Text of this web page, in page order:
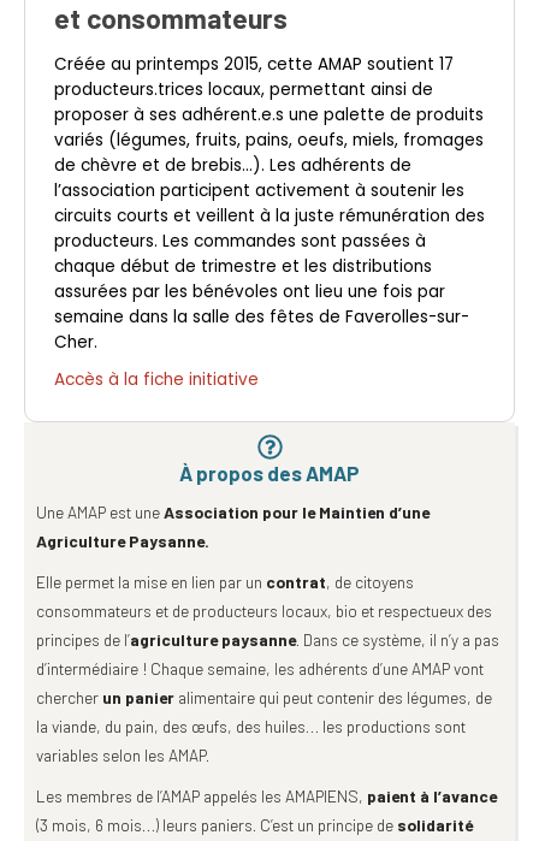
et consommateurs
Créée au printemps 2015, cette AMAP soutient 17
producteurs.trices locaux, permettant ainsi de
proposer à ses adhérent.e.s une palette de produits
variés (légumes, fruits, pains, oeufs, miels, fromages
de chèvre et de brebis…). Les adhérents de
l’association participent activement à soutenir les
circuits courts et veillent à la juste rémunération des
producteurs. Les commandes sont passées à
chaque début de trimestre et les distributions
assurées par les bénévoles ont lieu une fois par
semaine dans la salle des fêtes de Faverolles-sur-
Cher.
Accès à la fiche initiative
À propos des AMAP
Une AMAP est uneAssociation pour le Maintien d’une
Agriculture Paysanne.
Elle permet la mise en lien par un contrat, de citoyens
consommateurs et de producteurs locaux, bio et respectueux des
principes de l’agriculture paysanne. Dans ce système, il n’y a pas
d’intermédiaire ! Chaque semaine, les adhérents d’une AMAP vont
chercher un panier alimentaire qui peut contenir des légumes, de
la viande, du pain, des œufs, des huiles… les productions sont
variables selon les AMAP.
Les membres de l’AMAP appelés les AMAPIENS, paient à l’avance
(3 mois, 6 mois…) leurs paniers. C’est un principe de solidarité